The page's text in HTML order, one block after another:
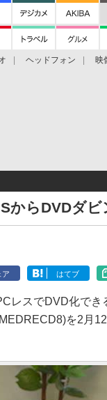
ヘッドフォン 映
からDVDダ
ア はてブ
スでDVD化でき
を2月